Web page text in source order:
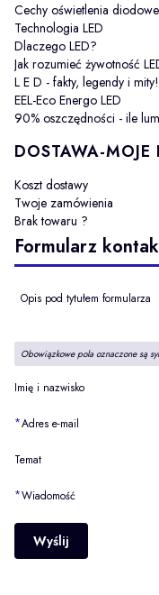
Cechy oświetlenia
Technologia LED
Dlaczego LED?
Jak rozumieć żywotność
L E D - fakty, legendy i mity!
EEL-Eco Energo LED
90% oszczędności - ile
DOSTAWA-MOJE
Koszt dostawy
Twoje zamówienia
Brak towaru ?
Formularz
Opis pod tytułem formularza
Obowiązkowe pola oznaczone są
Imię i nazwisko
*Adres e-mail
Temat
*Wiadomość
Wyślij